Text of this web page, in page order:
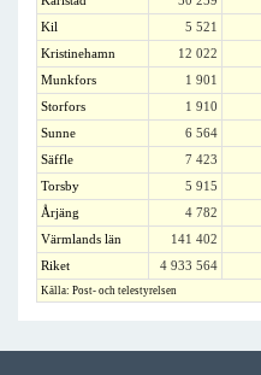
Kil
5 521
Kristinehamn
12 022
Munkfors
1 901
Storfors
1 910
Sunne
6 564
Säffle
7 423
Torsby
5 915
Årjäng
4 782
Värmlands län
141 402
Riket
4 933 564
Källa: Post- och telestyrelsen